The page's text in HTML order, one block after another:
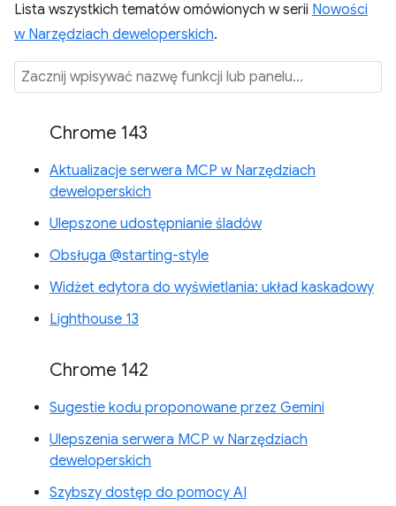
Lista wszystkich tematów omówionych w serii Nowości
w Narzędziach deweloperskich.
Chrome 143
Aktualizacje serwera MCP w Narzędziach
deweloperskich
Ulepszone udostępnianie śladów
Obsługa @starting-style
Widżet edytora do wyświetlania: układ kaskadowy
Lighthouse 13
Chrome 142
Sugestie kodu proponowane przez Gemini
Ulepszenia serwera MCP w Narzędziach
deweloperskich
Szybszy dostęp do pomocy AI